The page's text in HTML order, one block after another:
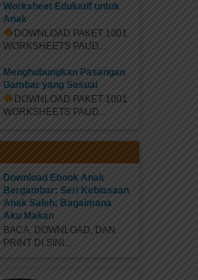
Worksheet Edukatif untuk
Anak
DOWNLOAD PAKET 1001
WORKSHEETS PAUD...
Menghubungkan Pasangan
Gambar yang Sesuai
DOWNLOAD PAKET 1001
WORKSHEETS PAUD...
Download Ebook Anak
Bergambar: Seri Kebiasaan
Anak Saleh; Bagaimana
Aku Makan
BACA, DOWNLOAD, DAN
PRINT DI SINI...